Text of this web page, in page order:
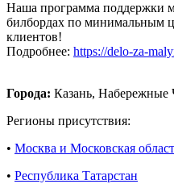
Наша программа поддержки
билбордах по минимальным
клиентов!
Подробнее: https://delo-za-
Города: Казань, Набережные
Регионы присутствия:
• Москва и Московская
• Республика Татарстан